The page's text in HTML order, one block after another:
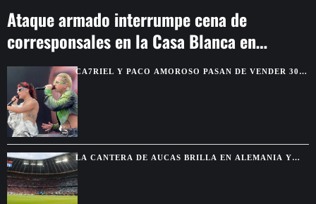
Ataque armado interrumpe cena de
corresponsales en la Casa Blanca en
WashingtonCA7RIEL Y PACO AMOROSO PASAN DE VENDER 300
BOLETOS A REUNIR 15.000 FANS EN MÉXICO
LA CANTERA DE AUCAS BRILLA EN ALEMANIA Y
TERMINA INVICTA FRENTE A GRANDES CLUBES